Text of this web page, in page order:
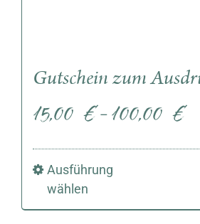
Gutschein zum
15,00€ – 100,00€
Ausführung
wählen